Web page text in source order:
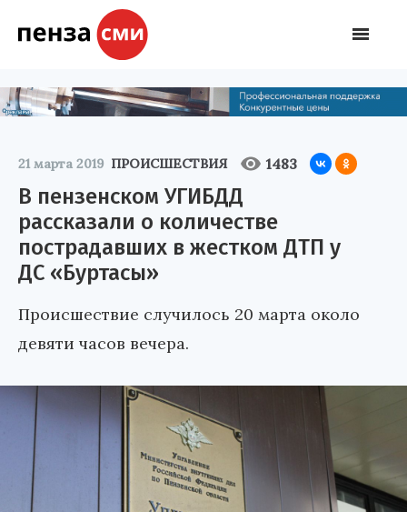
21 марта 2019 ПРОИСШЕСТВИЯ 1483
В пензенском УГИБДД
рассказали о количестве
пострадавших в жестком ДТП у
ДС «Буртасы»
Происшествие случилось 20 марта около
девяти часов вечера.